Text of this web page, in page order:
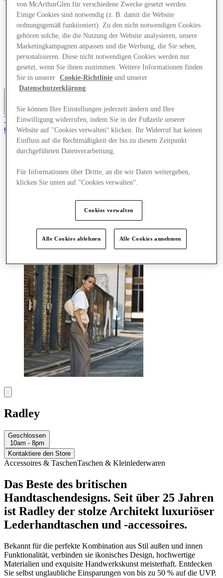
Geschäfte
Angebote
Planen Sie Ihren Besuch
Was läuft
Essen & Trinken
Dienstleistungen
Geschenkkarten
Mittelkarte
Mehr
Tritt dem Club bei.
Gerettet
Geschäfte
Planen Sie Ihren Besuch
Was läuft
Dienstleistungen
Radley
Geschlossen
10am - 8pm
Kontaktiere den Store
Accessoires & TaschenTaschen & Kleinlederwaren
Das Beste des britischen
Handtaschendesigns. Seit über 25 Jahren
ist Radley der stolze Architekt luxuriöser
Lederhandtaschen und -accessoires.
Bekannt für die perfekte Kombination aus Stil außen und innen
Funktionalität, verbinden sie ikonisches Design, hochwertige
Materialien und exquisite Handwerkskunst meisterhaft. Entdecken
Sie selbst unglaubliche Einsparungen von bis zu 50 % auf die UVP.
von McArthurGlen für verschiedene Zwecke gesetzt werden.
Einige Cookies sind notwendig (z. B. damit die Website
ordnungsgemäß funktioniert). Zu den nicht notwendigen Cookies
gehören solche, die die Nutzung der Website analysieren, unsere
Marketingkampagnen anpassen und die Werbung, die Sie sehen,
personalisieren. Diese nicht notwendigen Cookies werden nur
gesetzt, wenn Sie ihnen zustimmen. Weitere Informationen finden
Sie in unserer
Cookie-Richtlinie und unserer
Datenschutzerklärung.
Sie können Ihre Einstellungen jederzeit ändern und Ihre
Einwilligung widerrufen, indem Sie in der Fußzeile unserer
Website auf "Cookies verwalten“ klicken. Ihr Widerruf hat keinen
Einfluss auf die Rechtmäßigkeit der bis zu diesem Zeitpunkt
durchgeführten Datenverarbeitung.
Für Informationen über Dritte, an die wir Daten weitergeben,
klicken Sie unten auf "Cookies verwalten“.
Cookies verwalten
Alle Cookies ablehnen Alle Cookies annehmen